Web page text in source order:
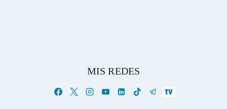
MIS REDES